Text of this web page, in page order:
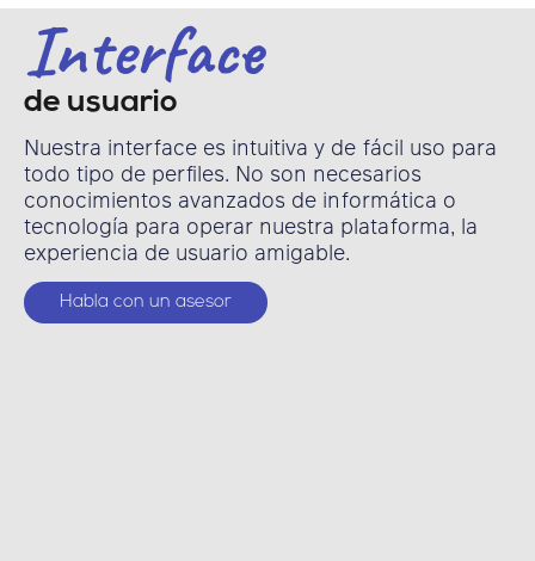
Interface
de usuario
Nuestra interface es intuitiva y de fácil uso para
todo tipo de perfiles. No son necesarios
conocimientos avanzados de informática o
tecnología para operar nuestra plataforma, la
experiencia de usuario amigable.
Habla con un asesor